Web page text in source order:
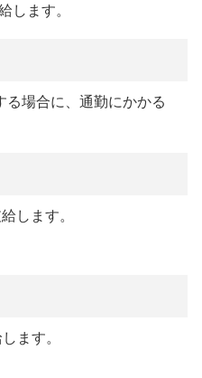
します。
場合に、通勤にかかる
します。
ます。